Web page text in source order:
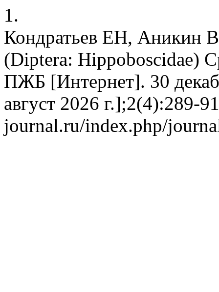
1.
Кондратьев ЕН, Аникин
(Diptera: Hippoboscidae)
ПЖБ [Интернет]. 30
август 2026 г.];2(4):289-
journal.ru/index.php/